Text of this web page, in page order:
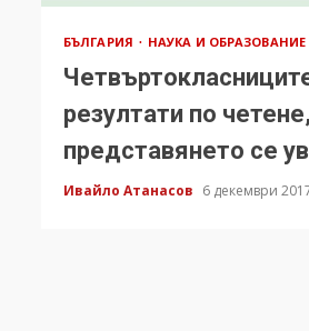
БЪЛГАРИЯ НАУКА И ОБРАЗОВАНИЕ
резултати по
представянето се
Ивайло Атанасов 6 декември